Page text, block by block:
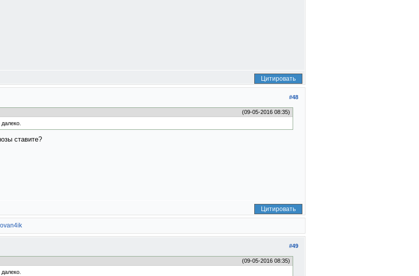
Цитировать
#48
(09-05-2016 08:35)
ставите?
Цитировать
#49
(09-05-2016 08:35)